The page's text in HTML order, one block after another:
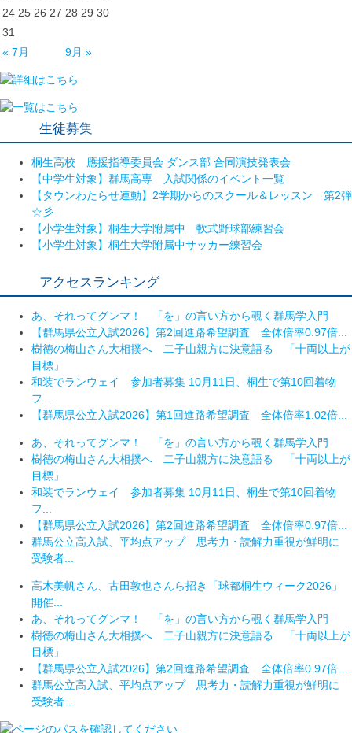
24 25 26 27 28 29 30
31
« 7月
9月 »
生徒募集
桐生高校 應援指導委員会 ダンス部 合同演技発表会
【中学生対象】群馬高専 入試関係のイベント一覧
【タウンわたらせ連動】2学期からのスクール＆レッスン 第2弾
☆彡
【小学生対象】桐生大学附属中 軟式野球部練習会
【小学生対象】桐生大学附属中サッカー練習会
アクセスランキング
あ、それってグンマ！ 「を」の言い方から覗く群馬学入門
【群馬県公立入試2026】第2回進路希望調査 全体倍率0.97倍...
樹徳の梅山さん大相撲へ 二子山親方に決意語る 「十両以上が
目標」
和装でランウェイ 参加者募集 10月11日、桐生で第10回着物
フ...
【群馬県公立入試2026】第1回進路希望調査 全体倍率1.02倍...
あ、それってグンマ！ 「を」の言い方から覗く群馬学入門
樹徳の梅山さん大相撲へ 二子山親方に決意語る 「十両以上が
目標」
和装でランウェイ 参加者募集 10月11日、桐生で第10回着物
フ...
【群馬県公立入試2026】第2回進路希望調査 全体倍率0.97倍...
群馬公立高入試、平均点アップ 思考力・読解力重視が鮮明に
受験者...
高木美帆さん、古田敦也さんら招き「球都桐生ウィーク2026」
開催...
あ、それってグンマ！ 「を」の言い方から覗く群馬学入門
樹徳の梅山さん大相撲へ 二子山親方に決意語る 「十両以上が
目標」
【群馬県公立入試2026】第2回進路希望調査 全体倍率0.97倍...
群馬公立高入試、平均点アップ 思考力・読解力重視が鮮明に
受験者...